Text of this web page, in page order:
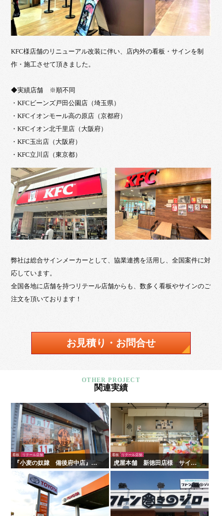
KFC様店舗のリニューアル改装に伴い、店内外の看板・サインを制
作・施工させて頂きました。
◆実績店舗 ※順不同
・KFCビーンズ戸田公園店（埼玉県）
・KFCイオンモール高の原店（京都府）
・KFCイオン北千里店（大阪府）
・KFC玉出店（大阪府）
・KFC立川店（東京都）
弊社は総合サインメーカーとして、協業連携を活用し、全国案件に対
応しています。
全国各地に店舗を持つリテール店舗からも、数多く看板やサインのご
注文を頂いております！
お見積り・お問合せ
関連実績
看板 リテール店舗
『小麦の奴隷 備後府中店』様
の壁面看板の施工を行いまし
看板 リテール店舗
虎屋本舗 新徳田店様 サイン
製作施工